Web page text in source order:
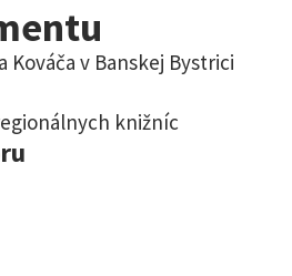
Kováča v Banskej Bystrici
knižníc